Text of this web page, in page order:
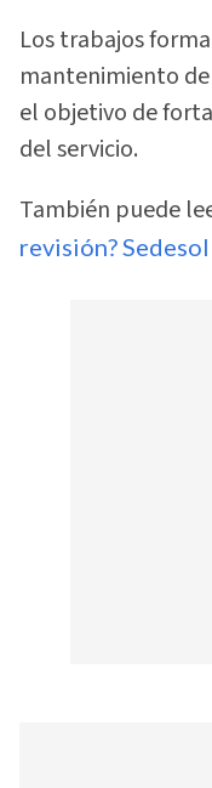
Los trabajos
mantenimiento
el objetivo de
del servicio.
También puede
revisión?